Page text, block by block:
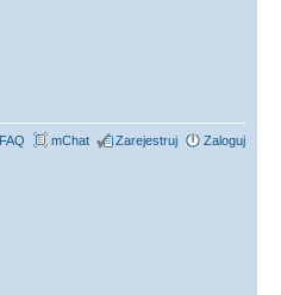
FAQ mChat Zarejestruj Zaloguj